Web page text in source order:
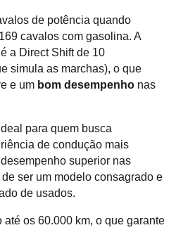
de potência quando
cavalos com gasolina. A
a Direct Shift de 10
simula as marchas), o que
e um bom desempenho nas
de condução mais
superior nas
ser um modelo consagrado e
de usados.
os 60.000 km, o que garante